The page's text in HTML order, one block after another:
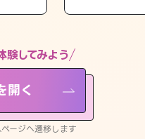
してみよう
開く
ージへ遷移します